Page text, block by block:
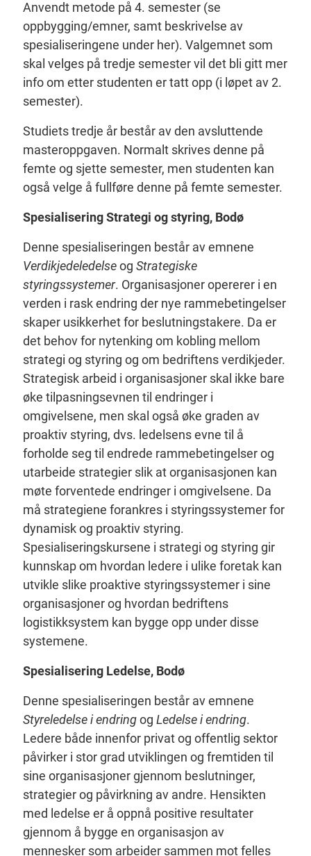
Anvendt metode på 4. semester (se
oppbygging/emner, samt beskrivelse av
spesialiseringene under her). Valgemnet som
skal velges på tredje semester vil det bli gitt mer
info om etter studenten er tatt opp (i løpet av 2.
semester).
Studiets tredje år består av den avsluttende
masteroppgaven. Normalt skrives denne på
femte og sjette semester, men studenten kan
også velge å fullføre denne på femte semester.
Spesialisering Strategi og styring, Bodø
Denne spesialiseringen består av emnene
Verdikjedeledelseog Strategiske
styringssystemer. Organisasjoner opererer i en
verden i rask endring der nye rammebetingelser
skaper usikkerhet for beslutningstakere. Da er
det behov for nytenking om kobling mellom
strategi og styring og om bedriftens verdikjeder.
Strategisk arbeid i organisasjoner skal ikke bare
øke tilpasningsevnen til endringer i
omgivelsene, men skal også øke graden av
proaktiv styring, dvs. ledelsens evne til å
forholde seg til endrede rammebetingelser og
utarbeide strategier slik at organisasjonen kan
møte forventede endringer i omgivelsene. Da
må strategiene forankres i styringssystemer for
dynamisk og proaktiv styring.
Spesialiseringskursene i strategi og styring gir
kunnskap om hvordan ledere i ulike foretak kan
utvikle slike proaktive styringssystemer i sine
organisasjoner og hvordan bedriftens
logistikksystem kan bygge opp under disse
systemene.
Spesialisering Ledelse, Bodø
Denne spesialiseringen består av emnene
Styreledelse i endringog Ledelse i endring.
Ledere både innenfor privat og offentlig sektor
påvirker i stor grad utviklingen og fremtiden til
sine organisasjoner gjennom beslutninger,
strategier og påvirkning av andre. Hensikten
med ledelse er å oppnå positive resultater
gjennom å bygge en organisasjon av
mennesker som arbeider sammen mot felles